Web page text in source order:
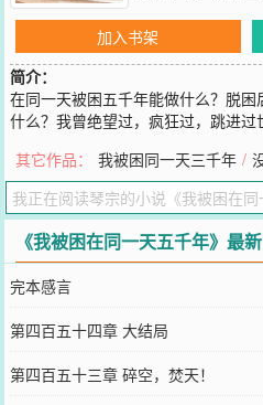
加入书架
简介：
在同一天被困五千年能做什么？脱
什么？我曾绝望过，疯狂过，跳进
道，神通，符道，阵道，悟道，六道
种族语言，认识百千种文字，掌握
朝阳再次升起时，新的一天，来了
您要是觉得《我被困在同一天五千年
群和微博微信里的朋友推荐哦！
其它作品： 我被困同一天三千年 /
《我被困在同一天五千年》最
完本感言
第四百五十四章 大结局
第四百五十三章 碎空，焚天！